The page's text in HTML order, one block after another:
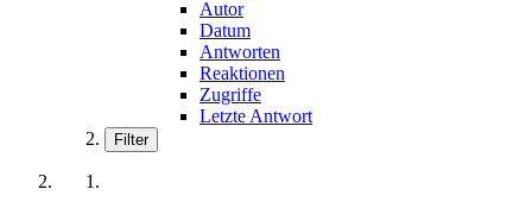
Autor
Datum
Antworten
Reaktionen
Zugriffe
Letzte Antwort
Filter